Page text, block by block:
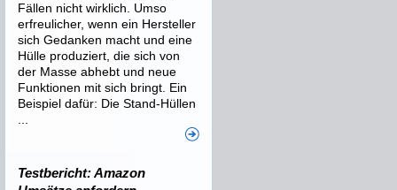
Fällen nicht wirklich. Umso
erfreulicher, wenn ein Hersteller
sich Gedanken macht und eine
Hülle produziert, die sich von
der Masse abhebt und neue
Funktionen mit sich bringt. Ein
Beispiel dafür: Die Stand-Hüllen
Testbericht: Amazon